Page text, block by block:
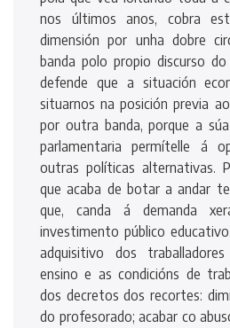
nos últimos anos, cobra
dimensión por unha dobre
banda polo propio discurso
defende que a situación
situarnos na posición previa
por outra banda, porque a
parlamentaria permítelle á
outras políticas alternativas.
que acaba de botar a andar
que, canda á demanda
investimento público
adquisitivo dos
ensino e as condicións de
dos decretos dos recortes:
do profesorado; acabar co